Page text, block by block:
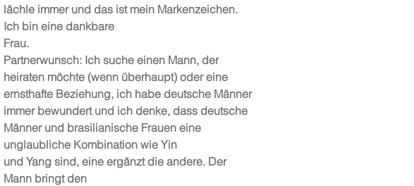
lächle immer und das ist mein Markenzeichen.
Ich bin eine dankbare
Frau.
Partnerwunsch: Ich suche einen Mann, der
heiraten möchte (wenn überhaupt) oder eine
ernsthafte Beziehung, ich habe deutsche Männer
immer bewundert und ich denke, dass deutsche
Männer und brasilianische Frauen eine
unglaubliche Kombination wie Yin
und Yang sind, eine ergänzt die andere. Der
Mann bringt den